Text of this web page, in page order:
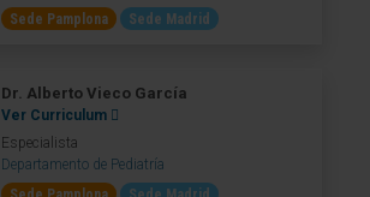
Sede Pamplona
Sede Madrid
Dr. Alberto Vieco García
Ver Curriculum
Especialista
Departamento de Pediatría